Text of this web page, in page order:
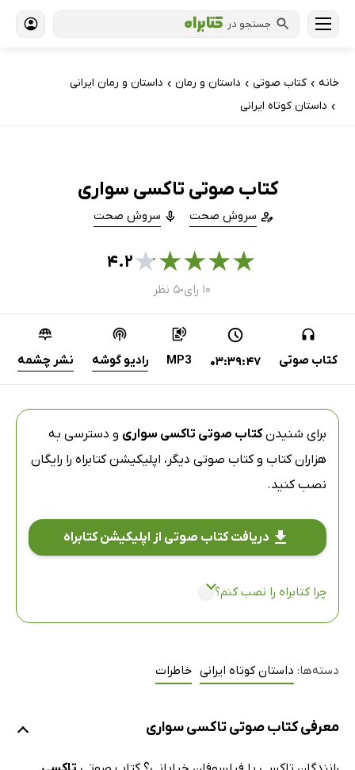
جستجو در
خانه › کتاب‌ صوتی › داستان و رمان › داستان و رمان ایرانی
› داستان کوتاه ایرانی
کتاب صوتی تاکسی سواری
سروش صحت سروش صحت
★
★
★
★
★۴.۲
۱۰ رای ●۵ نظر
کتاب صوتی 03:39:47
MP3 رادیو گوشه نشر چشمه
برای شنیدنکتاب صوتی تاکسی سواری و دسترسی به
هزاران کتاب و کتاب صوتی دیگر، اپلیکیشن کتابراه را رایگان
نصب کنید.
دریافت کتاب صوتی از اپلیکیشن کتابراه
چرا کتابراه را نصب کنم؟
دسته‌ها: داستان کوتاه ایرانی خاطرات
معرفی کتاب صوتی تاکسی سواری